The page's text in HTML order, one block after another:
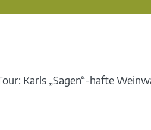
Karls „Sagen“-hafte